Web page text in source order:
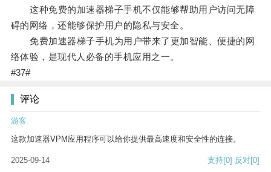
这种免费的加速器梯子手机不仅能够帮助用户访问无障
碍的网络，还能够保护用户的隐私与安全。
免费加速器梯子手机为用户带来了更加智能、便捷的网
络体验，是现代人必备的手机应用之一。
#37#
评论
游客
这款加速器VPM应用程序可以给你提供最高速度和安全性的连接。
2025-09-14 支持[0] 反对[0]